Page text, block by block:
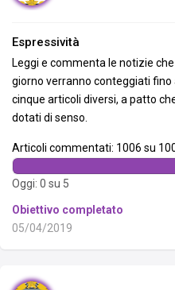
Espressività
Leggi e commenta le notizie
giorno verranno conteggiati
cinque articoli diversi, a patto
dotati di senso.
Articoli commentati: 1006 su
Oggi: 0 su 5
Obiettivo completato
05/04/2019